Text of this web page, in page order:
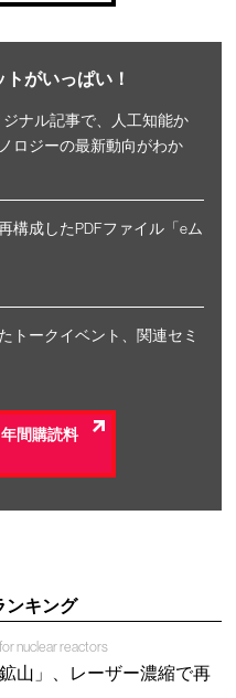
がいっぱい！
ナル記事で、人工知能か
ロジーの最新動向がわか
構成したPDFファイル「eム
トークイベント、関連セミ
間購読料
ンキング
nuclear reactors
山」、レーザー濃縮で再